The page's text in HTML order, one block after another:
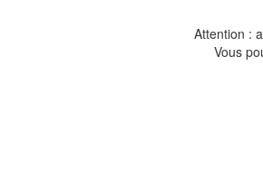
Attention :
Vous